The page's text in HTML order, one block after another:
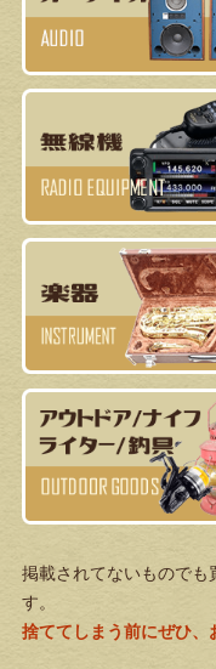
掲載されてないものでも
す。
捨ててしまう前にぜひ、